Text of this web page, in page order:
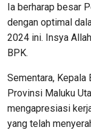
Ia berharap besar
dengan optimal
2024 ini. Insya
BPK.
Sementara,
Provinsi Maluku
mengapresiasi
yang telah